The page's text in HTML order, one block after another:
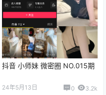
抖音 小师妹 微密圈 NO.015期
24年5月13日 0 3.2k